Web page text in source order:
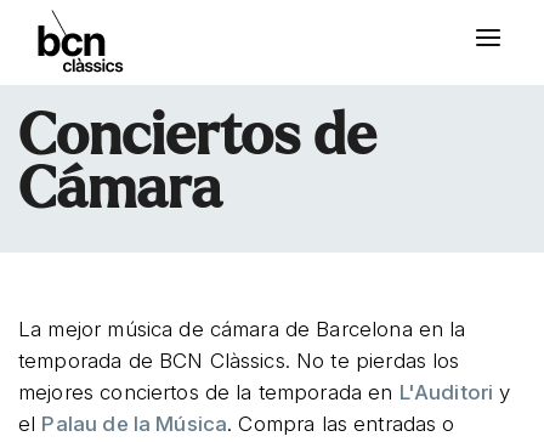
Conciertos de
Cámara
La mejor música de cámara de Barcelona en la
temporada de BCN Clàssics. No te pierdas los
mejores conciertos de la temporada en L'Auditori y
el Palau de la Música. Compra las entradas o